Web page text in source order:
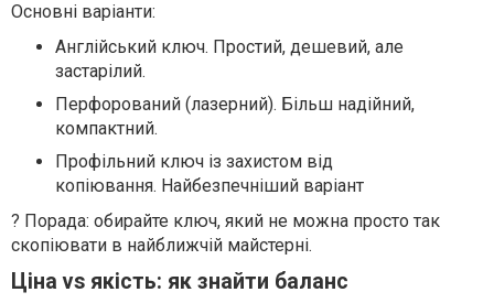
Основні варіанти:
Англійський ключ. Простий, дешевий, але
застарілий.
Перфорований (лазерний). Більш надійний,
компактний.
Профільний ключ із захистом від
копіювання. Найбезпечніший варіант
? Порада: обирайте ключ, який не можна просто так
скопіювати в найближчій майстерні.
Ціна vs якість: як знайти баланс